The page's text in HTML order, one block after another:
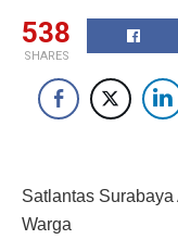
538
SHARES
Satlantas
Warga